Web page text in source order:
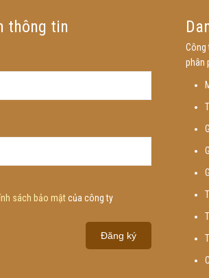
thông tin
sách bảo mậtcủa công ty
Công
phân